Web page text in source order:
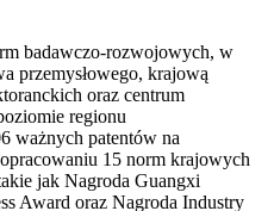
badawczo-rozwojowych, w
przemysłowego, krajową
oraz centrum
regionu
ważnych patentów na
15 norm krajowych
jak Nagroda Guangxi
Award oraz Nagroda Industry